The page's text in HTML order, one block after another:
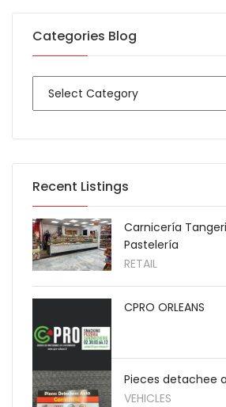
Categories Blog
Recent Listings
Carnicería
Pastelería
RETAIL
CPRO ORLEANS
Pieces detachee
VEHICLES